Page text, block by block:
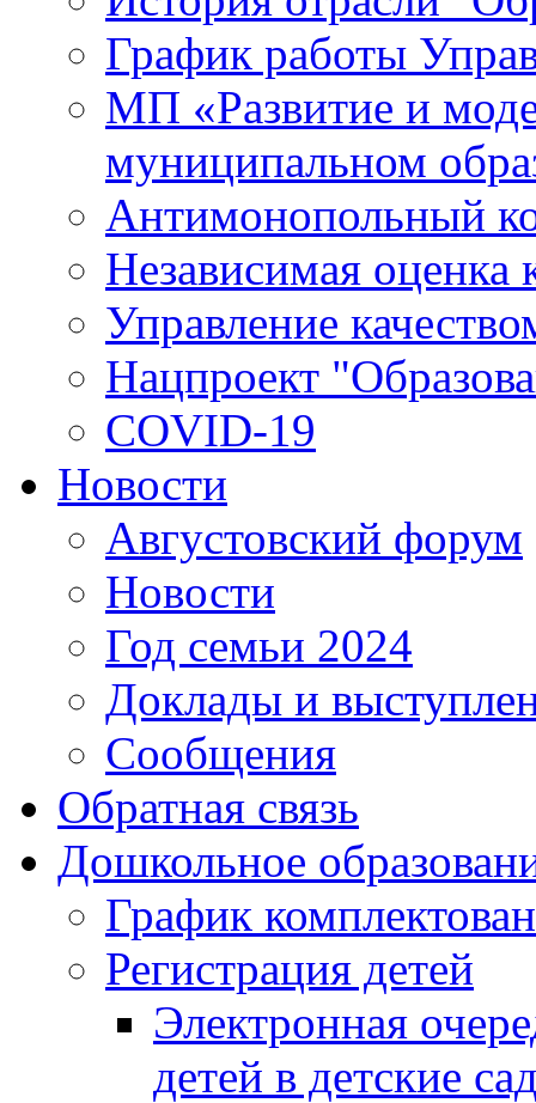
График работы
МП «Развитие и
муниципальном
Антимонопольный
Независимая оценка
Управление
Нацпроект
COVID-19
Новости
Августовский форум
Новости
Год семьи 2024
Доклады и
Сообщения
Обратная связь
Дошкольное
График
Регистрация детей
Электронная
детей в детские